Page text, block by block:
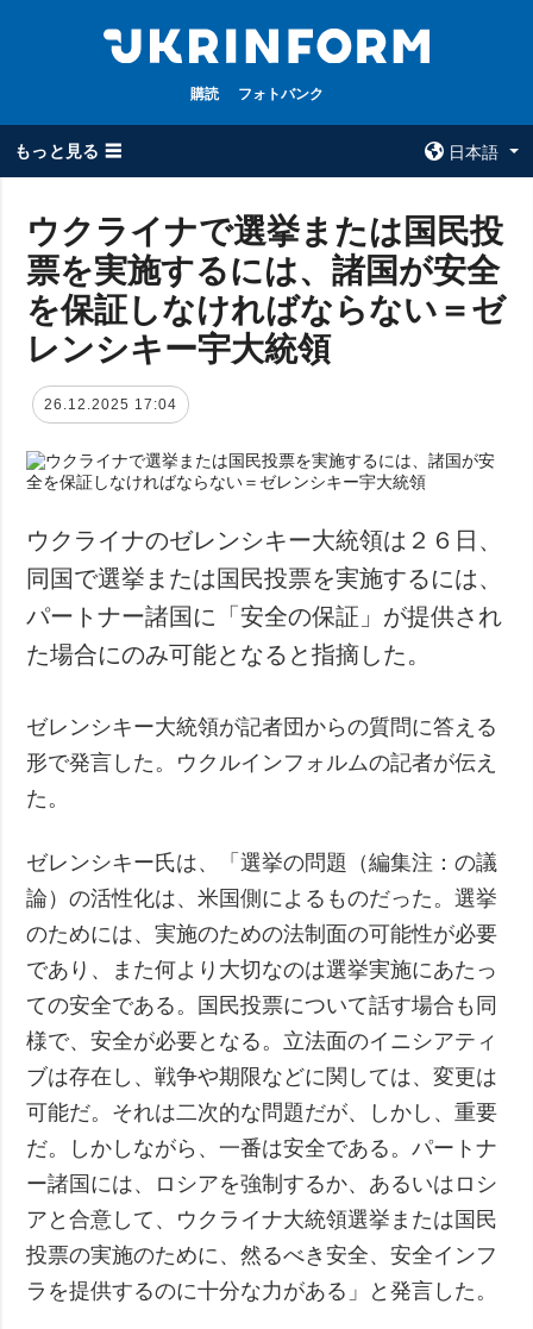
購読 フォトバンク
もっと見る ☰
日本語
全てのトピック
戦争
被占領地
経済・復興
防衛
社会・文化
スポーツ
犯罪
事故・緊急事態
ウクルインフォ
ルム
ウクルインフォル
ムについて
追加
インタビュー
写真
サービス
フォトバンク
ウクライナで選挙または国民投
票を実施するには、諸国が安全
を保証しなければならない＝ゼ
レンシキー宇大統領
26.12.2025 17:04
ウクライナのゼレンシキー大統領は２６日、
同国で選挙または国民投票を実施するには、
パートナー諸国に「安全の保証」が提供され
た場合にのみ可能となると指摘した。
ゼレンシキー大統領が記者団からの質問に答える
形で発言した。ウクルインフォルムの記者が伝え
た。
ゼレンシキー氏は、「選挙の問題（編集注：の議
論）の活性化は、米国側によるものだった。選挙
のためには、実施のための法制面の可能性が必要
であり、また何より大切なのは選挙実施にあたっ
ての安全である。国民投票について話す場合も同
様で、安全が必要となる。立法面のイニシアティ
ブは存在し、戦争や期限などに関しては、変更は
可能だ。それは二次的な問題だが、しかし、重要
だ。しかしながら、一番は安全である。パートナ
ー諸国には、ロシアを強制するか、あるいはロシ
アと合意して、ウクライナ大統領選挙または国民
投票の実施のために、然るべき安全、安全インフ
ラを提供するのに十分な力がある」と発言した。